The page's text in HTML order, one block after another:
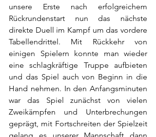
unsere Erste nach erfolgreichem
Rückrundenstart nun das nächste
direkte Duell im Kampf um das vordere
Tabellendrittel. Mit Rückkehr von
einigen Spielern konnte man wieder
eine schlagkräftige Truppe aufbieten
und das Spiel auch von Beginn in die
Hand nehmen. In den Anfangsminuten
war das Spiel zunächst von vielen
Zweikämpfen und Unterbrechungen
geprägt, mit Fortschreiten der Spielzeit